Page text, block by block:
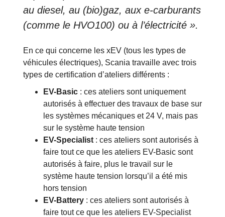
au diesel, au (bio)gaz, aux e-carburants
(comme le HVO100) ou à l’électricité ».
En ce qui concerne les xEV (tous les types de
véhicules électriques), Scania travaille avec trois
types de certification d’ateliers différents :
EV-Basic : ces ateliers sont uniquement
autorisés à effectuer des travaux de base sur
les systèmes mécaniques et 24 V, mais pas
sur le système haute tension
EV-Specialist : ces ateliers sont autorisés à
faire tout ce que les ateliers EV-Basic sont
autorisés à faire, plus le travail sur le
système haute tension lorsqu’il a été mis
hors tension
EV-Battery : ces ateliers sont autorisés à
faire tout ce que les ateliers EV-Specialist